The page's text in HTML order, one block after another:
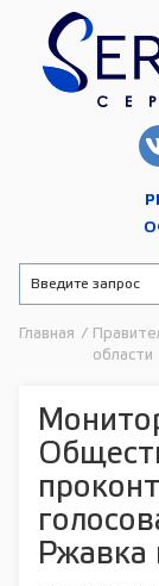
Главная /
области
Ржавка